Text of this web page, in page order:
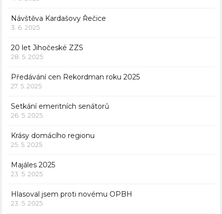
Návštěva Kardašovy Řečice
3. 6. 2025
20 let Jihočeské ZZS
28. 5. 2025
Předávání cen Rekordman roku 2025
27. 5. 2025
Setkání emeritních senátorů
26. 5. 2025
Krásy domácího regionu
25. 5. 2025
Majáles 2025
23. 5. 2025
Hlasoval jsem proti novému OPBH
23. 5. 2025